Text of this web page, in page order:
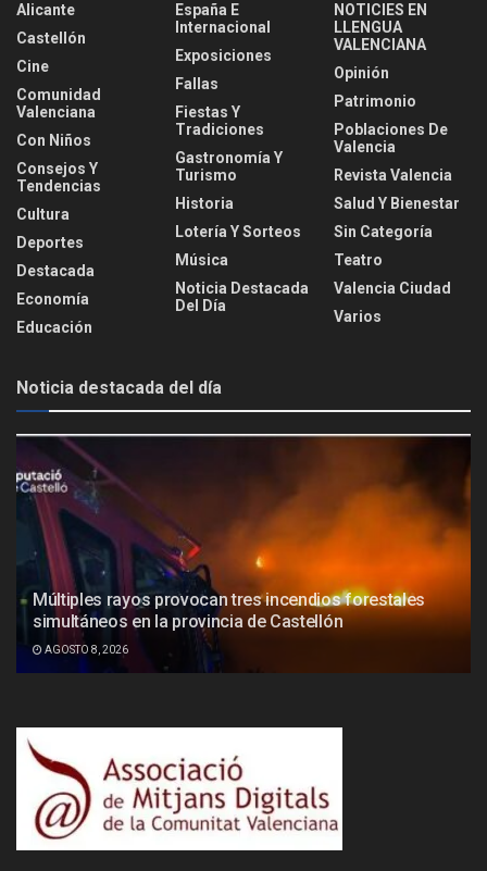
Alicante
Castellón
Cine
Comunidad
Valenciana
Con Niños
Consejos Y
Tendencias
Cultura
Deportes
Destacada
Economía
Educación
España E
Internacional
Exposiciones
Fallas
Fiestas Y
Tradiciones
Gastronomía Y
Turismo
Historia
Lotería Y Sorteos
Música
Noticia Destacada
Del Día
NOTICIES EN
LLENGUA
VALENCIANA
Opinión
Patrimonio
Poblaciones De
Valencia
Revista Valencia
Salud Y Bienestar
Sin Categoría
Teatro
Valencia Ciudad
Varios
Noticia destacada del día
Múltiples rayos provocan tres incendios forestales
simultáneos en la provincia de Castellón
AGOSTO 8, 2026